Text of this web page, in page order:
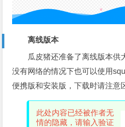
离线版本
瓜皮猪还准备了离线版本供
没有网络的情况下也可以使用
便携版和安装版，下载时请注意
此处内容已经被作者无
情的隐藏，请输入验证